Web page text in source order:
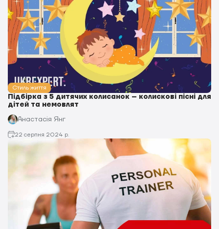
Стиль життя
Підбірка з 5 дитячих колисанок – колискові пісні для
дітей та немовлят
Анастасія Янг
22 серпня 2024 р.